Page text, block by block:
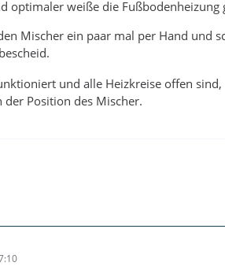
optimaler weiße die Fußbodenheizung
Mischer ein paar mal per Hand und
und alle Heizkreise offen
der Position des Mischer.